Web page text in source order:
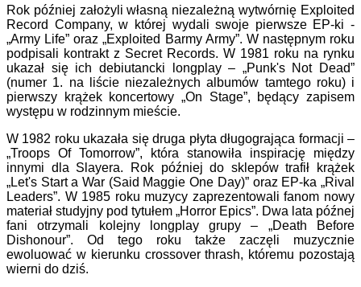
Rok później założyli własną niezależną wytwórnię Exploited
Record Company, w której wydali swoje pierwsze EP-ki -
„Army Life” oraz „Exploited Barmy Army”. W następnym roku
podpisali kontrakt z Secret Records. W 1981 roku na rynku
ukazał się ich debiutancki longplay – „Punk's Not Dead”
(numer 1. na liście niezależnych albumów tamtego roku) i
pierwszy krążek koncertowy „On Stage”, będący zapisem
występu w rodzinnym mieście.
W 1982 roku ukazała się druga płyta długogrająca formacji –
„Troops Of Tomorrow”, która stanowiła inspirację między
innymi dla Slayera. Rok później do sklepów trafił krążek
„Let's Start a War (Said Maggie One Day)” oraz EP-ka „Rival
Leaders”. W 1985 roku muzycy zaprezentowali fanom nowy
materiał studyjny pod tytułem „Horror Epics”. Dwa lata późnej
fani otrzymali kolejny longplay grupy – „Death Before
Dishonour”. Od tego roku także zaczęli muzycznie
ewoluować w kierunku crossover thrash, któremu pozostają
wierni do dziś.